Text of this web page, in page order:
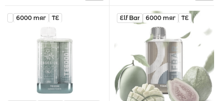
6000 тяг TE Elf Bar 6000 тяг TE